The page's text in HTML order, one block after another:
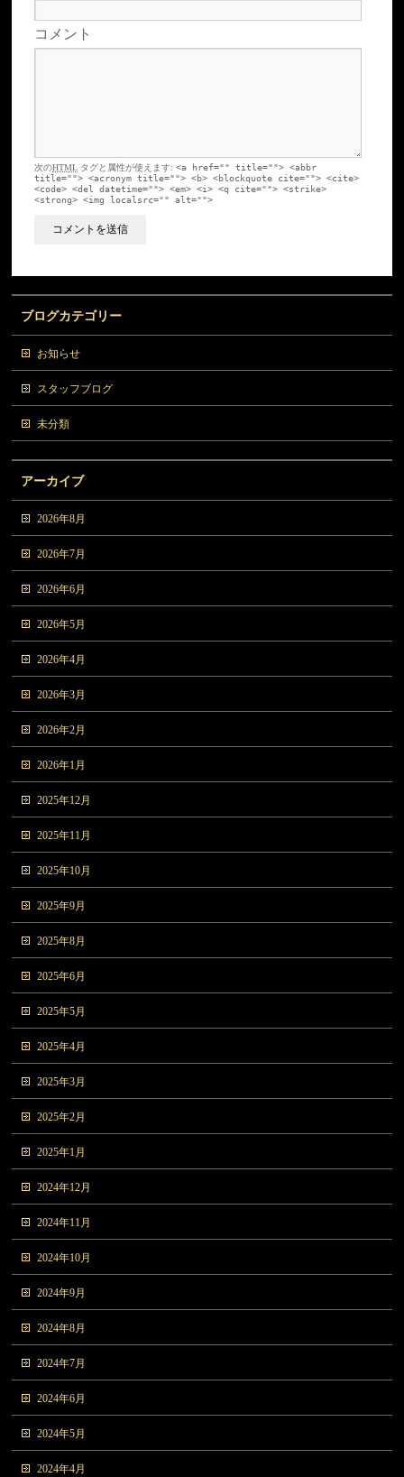
コメント
次のHTML タグと属性が使えます:<a href="" title=""> <abbr
title=""> <acronym title=""> <b> <blockquote cite=""> <cite>
<code> <del datetime=""> <em> <i> <q cite=""> <strike>
<strong> <img localsrc="" alt="">
ブログカテゴリー
お知らせ
スタッフブログ
未分類
アーカイブ
2026年8月
2026年7月
2026年6月
2026年5月
2026年4月
2026年3月
2026年2月
2026年1月
2025年12月
2025年11月
2025年10月
2025年9月
2025年8月
2025年6月
2025年5月
2025年4月
2025年3月
2025年2月
2025年1月
2024年12月
2024年11月
2024年10月
2024年9月
2024年8月
2024年7月
2024年6月
2024年5月
2024年4月